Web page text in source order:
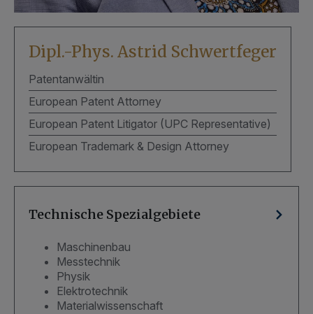
Dipl.-Phys. Astrid Schwertfeger
Patentanwältin
European Patent Attorney
European Patent Litigator (UPC Representative)
European Trademark & Design Attorney
Technische Spezialgebiete
Maschinenbau
Messtechnik
Physik
Elektrotechnik
Materialwissenschaft